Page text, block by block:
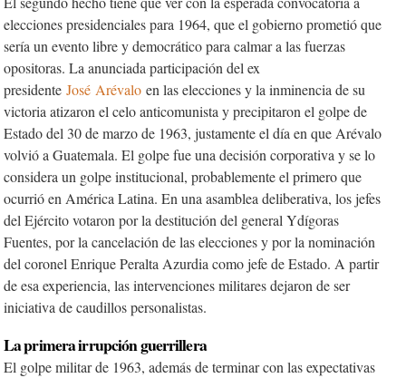
elecciones presidenciales para 1964, que el gobierno prometió que
sería un evento libre y democrático para calmar a las fuerzas
opositoras. La anunciada participación del ex
presidente José Arévalo en las elecciones y la inminencia de su
victoria atizaron el celo anticomunista y precipitaron el golpe de
Estado del 30 de marzo de 1963, justamente el día en que Arévalo
volvió a Guatemala. El golpe fue una decisión corporativa y se lo
considera un golpe institucional, probablemente el primero que
ocurrió en América Latina. En una asamblea deliberativa, los jefes
del Ejército votaron por la destitución del general Ydígoras
Fuentes, por la cancelación de las elecciones y por la nominación
del coronel Enrique Peralta Azurdia como jefe de Estado. A partir
de esa experiencia, las intervenciones militares dejaron de ser
iniciativa de caudillos personalistas.
La primera irrupción guerrillera
El golpe militar de 1963, además de terminar con las expectativas